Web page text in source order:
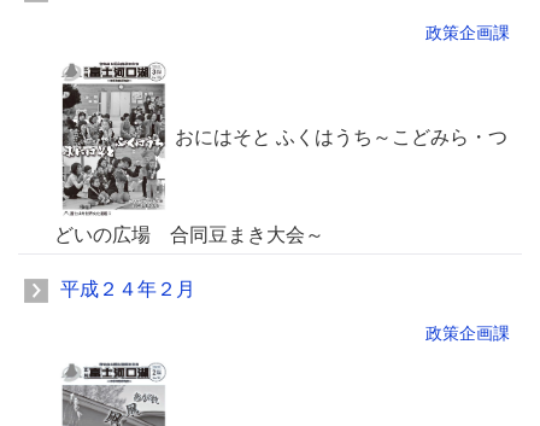
政策企画課
おにはそと ふくはうち～こどみら・つ
どいの広場 合同豆まき大会～
平成２４年２月
政策企画課